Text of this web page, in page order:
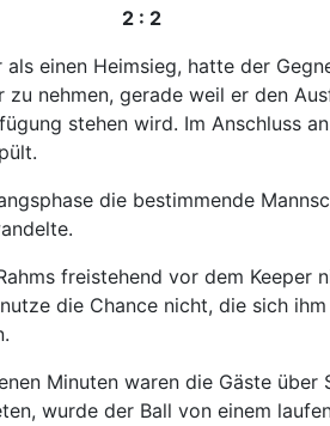
2 : 2
einen Heimsieg, hatte der
nehmen, gerade weil er den
stehen wird. Im Anschluss
die bestimmende
freistehend vor dem
die Chance nicht, die sich
Minuten waren die Gäste
wurde der Ball von einem